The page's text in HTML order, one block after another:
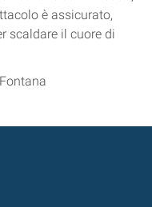
è assicurato,
scaldare il cuore di